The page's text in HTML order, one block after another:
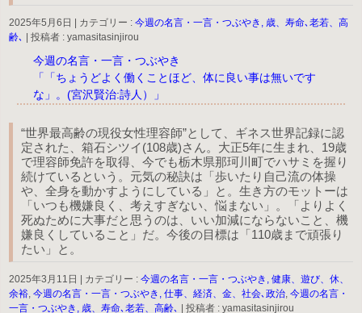
2025年5月6日 | カテゴリー : 今週の名言・一言・つぶやき, 歳、寿命､老若、高
齢､ | 投稿者 : yamasitasinjirou
今週の名言・一言・つぶやき
「「ちょうどよく働くことほど、体に良い事は無いです
な」。(宮沢賢治:詩人）」
“世界最高齢の現役女性理容師”として、ギネス世界記録に認
定された、箱石シツイ(108歳)さん。大正5年に生まれ、19歳
で理容師免許を取得、今でも栃木県那珂川町でハサミを握り
続けているという。元気の秘訣は「歩いたり自己流の体操
や、全身を動かすようにしている」と。生き方のモットーは
「いつも機嫌良く、考えすぎない、悩まない」。「よりよく
死ぬために大事だと思うのは、いい加減にならないこと、機
嫌良くしていること」だ。今後の目標は「110歳まで頑張り
たい」と。
2025年3月11日 カテゴリー : 今週の名言・一言・つぶやき, 健康、遊び、休、
余裕, 今週の名言・一言・つぶやき, 仕事、経済、金、社会､政治, 今週の名言・
一言・つぶやき, 歳、寿命､老若、高齢､
投稿者 : yamasitasinjirou